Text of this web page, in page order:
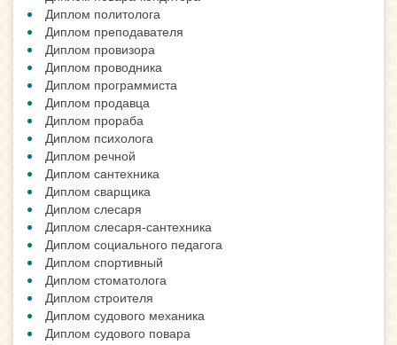
Диплом политолога
Диплом преподавателя
Диплом провизора
Диплом проводника
Диплом программиста
Диплом продавца
Диплом прораба
Диплом психолога
Диплом речной
Диплом сантехника
Диплом сварщика
Диплом слесаря
Диплом слесаря-сантехника
Диплом социального педагога
Диплом спортивный
Диплом стоматолога
Диплом строителя
Диплом судового механика
Диплом судового повара